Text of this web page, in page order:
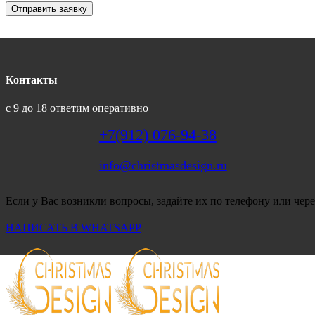
Отправить заявку
Контакты
с 9 до 18 ответим оперативно
+7(912) 076-94-38
info@christmasdesign.ru
Если у Вас возникли вопросы, задайте их по телефону или
НАПИСАТЬ В WHATSAPP